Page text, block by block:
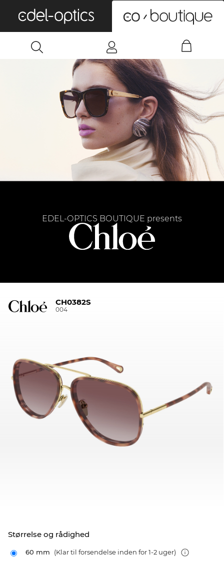
EDEL-OPTICS BOUTIQUE presents
CH0382S
004
Størrelse og rådighed
60 mm (Klar til forsendelse inden for 1-2 uger)